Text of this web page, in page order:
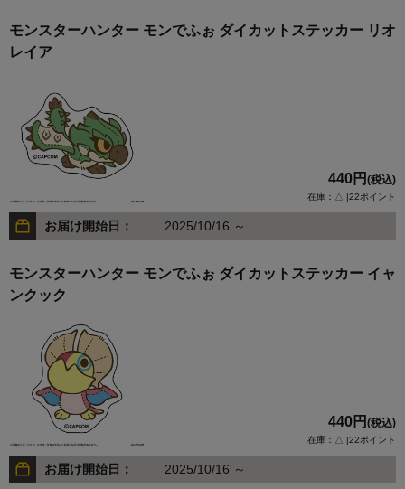
モンスターハンター モンでふぉ ダイカットステッカー リオ
レイア
440円 (税込)
在庫：△ |22ポイント
お届け開始日： 2025/10/16 ～
モンスターハンター モンでふぉ ダイカットステッカー イャ
ンクック
440円 (税込)
在庫：△ |22ポイント
お届け開始日： 2025/10/16 ～